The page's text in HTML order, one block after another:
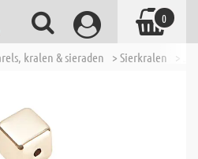
kralen & sieraden > Sierkralen >
0